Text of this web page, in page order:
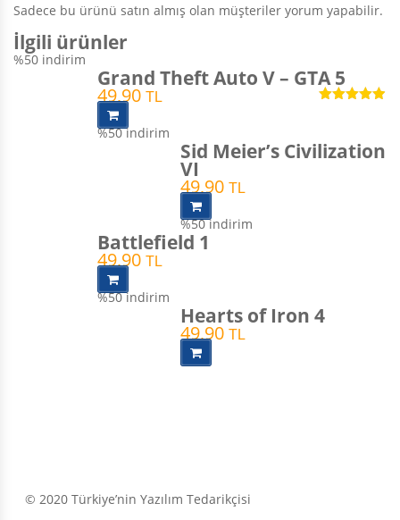
Sadece bu ürünü satın almış olan müşteriler yorum yapabilir.
İlgili ürünler
%50 indirim
Grand Theft Auto V – GTA 5
49,90 TL
%50indirim
Sid Meier’s Civilization
VI
49,90TL
%50indirim
Battlefield 1
49,90 TL
%50indirim
Hearts of Iron 4
49,90TL
© 2020 Türkiye’nin Yazılım Tedarikçisi